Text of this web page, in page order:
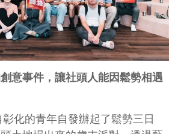
創意事件，讓社頭人能因鬆勢相遇
化的青年自發辦起了鬆勢三日